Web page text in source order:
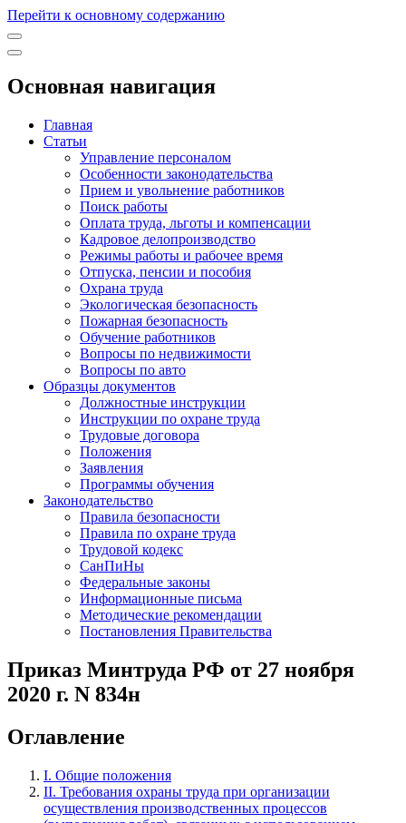
Перейти к основному содержанию
Основная навигация
Главная
Статьи
Управление персоналом
Особенности законодательства
Прием и увольнение работников
Поиск работы
Оплата труда, льготы и компенсации
Кадровое делопроизводство
Режимы работы и рабочее время
Отпуска, пенсии и пособия
Охрана труда
Экологическая безопасность
Пожарная безопасность
Обучение работников
Вопросы по недвижимости
Вопросы по авто
Образцы документов
Должностные инструкции
Инструкции по охране труда
Трудовые договора
Положения
Заявления
Программы обучения
Законодательство
Правила безопасности
Правила по охране труда
Трудовой кодекс
СанПиНы
Федеральные законы
Информационные письма
Методические рекомендации
Постановления Правительства
Приказ Минтруда РФ от 27 ноября
2020 г. N 834н
Оглавление
I. Общие положения
II. Требования охраны труда при организации
осуществления производственных процессов